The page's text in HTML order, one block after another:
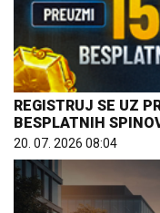
REGISTRUJ SE UZ
BESPLATNIH
20. 07. 2026 08:04